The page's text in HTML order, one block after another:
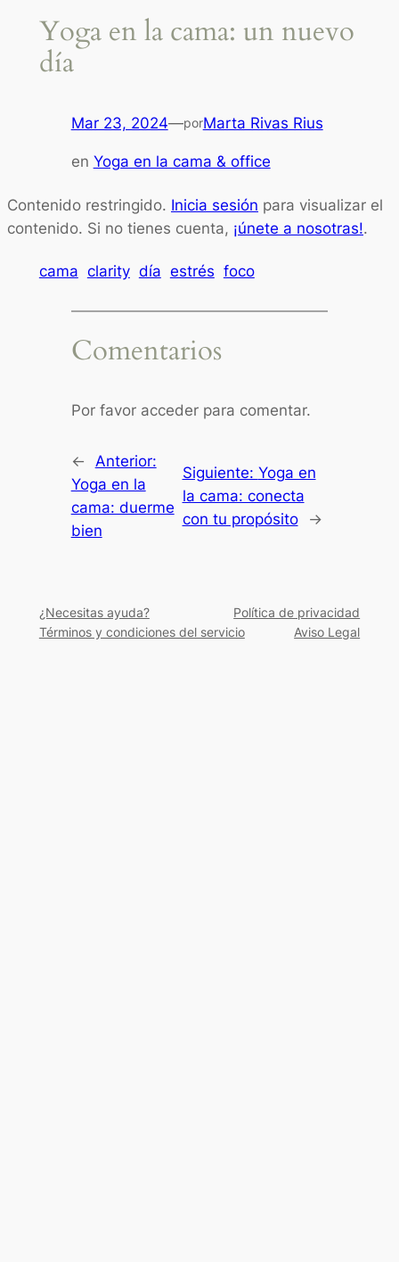
Yoga en la cama: un nuevo
día
Mar 23, 2024—porMarta Rivas Rius
en Yoga en la cama & office
Contenido restringido. Inicia sesión para visualizar el
contenido. Si no tienes cuenta, ¡únete a nosotras!.
cama clarity día estrés foco
Comentarios
Por favor acceder para comentar.
←
Anterior:
Yoga en la
cama: duerme
bien
Siguiente: Yoga en
la cama: conecta
con tu propósito
→
¿Necesitas ayuda?
Política de privacidad
Términos y condiciones del servicio
Aviso Legal